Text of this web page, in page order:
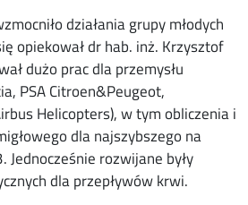
działania grupy młodych
opiekował dr hab. inż. Krzysztof
dużo prac dla przemysłu
PSA Citroen&Peugeot,
Helicopters), w tym obliczenia i
dla najszybszego na
Jednocześnie rozwijane były
dla przepływów krwi.